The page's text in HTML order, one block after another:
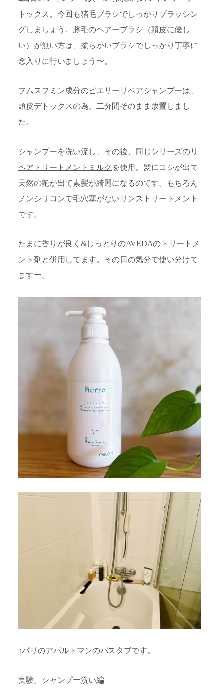
トックス。今回も猪毛ブラシでしっかりブラッシン
グしましょう。 豚毛のヘアーブラシ （頭皮に優し
い）が無い方は、柔らかいブラシでしっかり丁寧に
念入りに行いましょう〜。
フムスフミン成分のピエリーリペアシャンプーは、
頭皮デトックスの為、二分間そのまま放置しまし
た。
シャンプーを洗い流し、その後、同じシリーズのリ
ペアトリートメントミルク を使用。髪にコシが出て
天然の艶が出て素髪が綺麗になるのです。もちろん
ノンシリコンで毛穴塞がないリンストリートメント
です。
たまに香りが良く&しっとりのAVEDAのトリートメ
ント剤と併用してます。その日の気分で使い分けて
ますー。
↑パリのアパルトマンのバスタブです。
実験。シャンプー洗い編